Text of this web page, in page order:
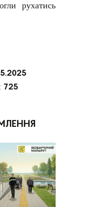
рухатись
725